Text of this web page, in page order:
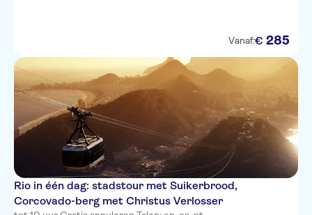
Vanaf:€ 285
Rio in één dag: stadstour met Suikerbrood,
Corcovado-berg met Christus Verlosser